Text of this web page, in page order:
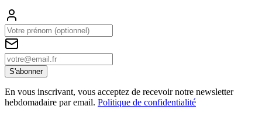
S'abonner
En vous inscrivant, vous acceptez de recevoir notre newsletter
hebdomadaire par email. Politique de confidentialité